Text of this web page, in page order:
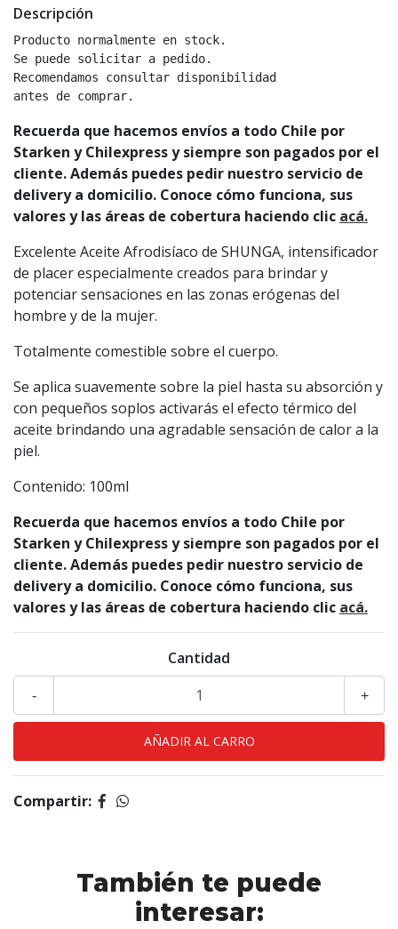
Descripción
Producto normalmente en stock.
Se puede solicitar a pedido.
Recomendamos consultar disponibilidad
antes de comprar.
Recuerda que hacemos envíos a todo Chile por
Starken y Chilexpress y siempre son pagados por el
cliente. Además puedes pedir nuestro servicio de
delivery a domicilio. Conoce cómo funciona, sus
valores y las áreas de cobertura haciendo clic acá.
Excelente Aceite Afrodisíaco de SHUNGA, intensificador
de placer especialmente creados para brindar y
potenciar sensaciones en las zonas erógenas del
hombre y de la mujer.
Totalmente comestible sobre el cuerpo.
Se aplica suavemente sobre la piel hasta su absorción y
con pequeños soplos activarás el efecto térmico del
aceite brindando una agradable sensación de calor a la
piel.
Contenido: 100ml
Recuerda que hacemos envíos a todo Chile por
Starken y Chilexpress y siempre son pagados por el
cliente. Además puedes pedir nuestro servicio de
delivery a domicilio. Conoce cómo funciona, sus
valores y las áreas de cobertura haciendo clic acá.
Cantidad
+
-
Compartir:
También te puede
interesar: